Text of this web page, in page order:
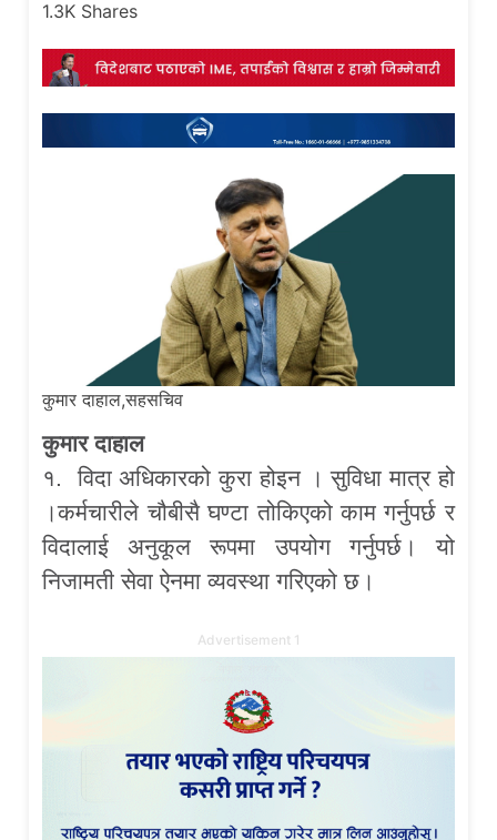
1.3K Shares
कुमार दाहाल,सहसचिव
कुमार दाहाल
१. विदा अधिकारको कुरा होइन । सुविधा मात्र हो
।कर्मचारीले चौबीसै घण्टा तोकिएको काम गर्नुपर्छ र
विदालाई अनुकूल रूपमा उपयोग गर्नुपर्छ। यो
निजामती सेवा ऐनमा व्यवस्था गरिएको छ।
Advertisement 1